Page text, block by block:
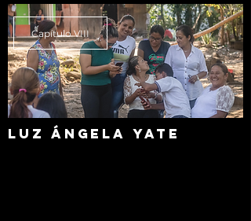
Capítulo VIII
LUZ ​ÁNGELAYATE